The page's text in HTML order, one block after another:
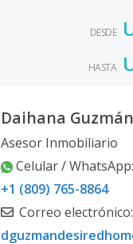
DESDE
HASTA
Daihana Guzmán
Asesor Inmobiliario
Celular / WhatsApp:
+1 (809) 765-8864
Correo electrónico: